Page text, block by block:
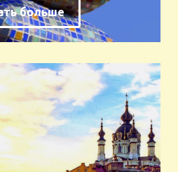
больше